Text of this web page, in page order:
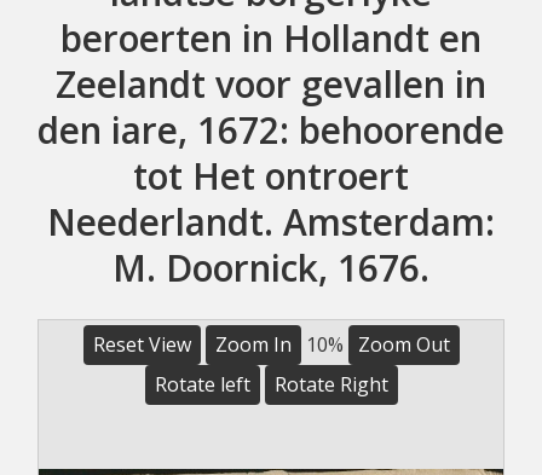
beroerten in Hollandt en
Zeelandt voor gevallen in
den iare, 1672: behoorende
tot Het ontroert
Neederlandt. Amsterdam:
M. Doornick, 1676.
Reset View Zoom In 10%
Zoom Out
Rotate left
Rotate Right